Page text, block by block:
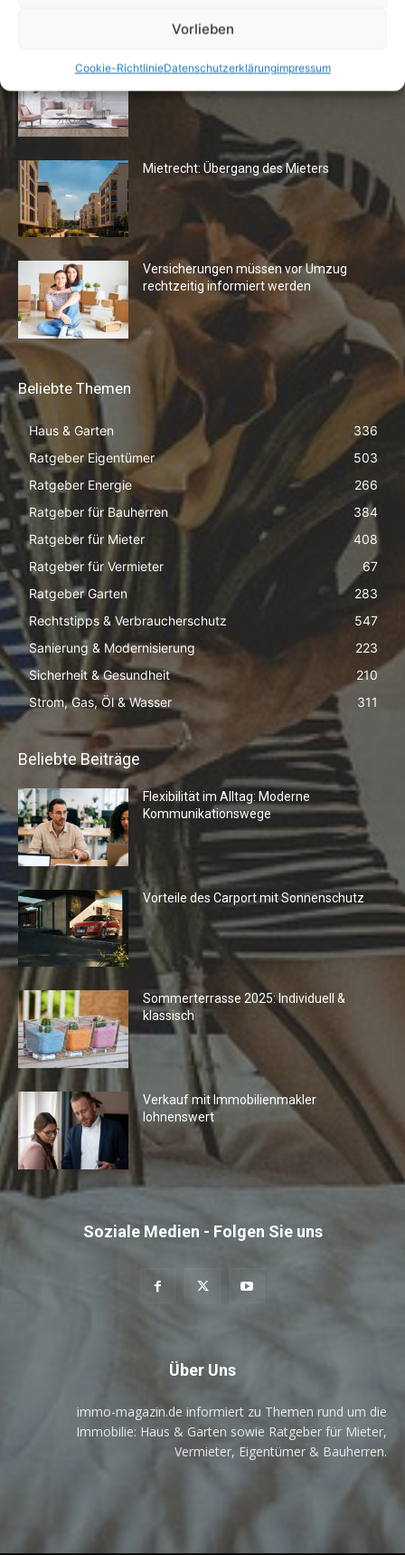
Vorlieben
Cookie-RichtlinieDatenschutzerklärungimpressum
Die Redaktion empfiehlt
Fototapeten: Neuer Look fürs
Mietrecht: Übergang des Mieters
Versicherungen müssen vor Umzug
rechtzeitig informiert werden
Beliebte Themen
Haus & Garten
336
Ratgeber Eigentümer
503
Ratgeber Energie
266
Ratgeber für Bauherren
384
Ratgeber für Mieter
408
Ratgeber für Vermieter
67
Ratgeber Garten
283
Rechtstipps & Verbraucherschutz
547
Sanierung & Modernisierung
223
Sicherheit & Gesundheit
210
Strom, Gas, Öl & Wasser
311
Beliebte Beiträge
Flexibilität im Alltag: Moderne
Kommunikationswege
Vorteile des Carport mit Sonnenschutz
Sommerterrasse 2025: Individuell &
klassisch
Verkauf mit Immobilienmakler
lohnenswert
Soziale Medien - Folgen Sie uns
Über Uns
immo-magazin.de informiert zu Themen rund um die
Immobilie: Haus & Garten sowie Ratgeber für Mieter,
Vermieter, Eigentümer & Bauherren.